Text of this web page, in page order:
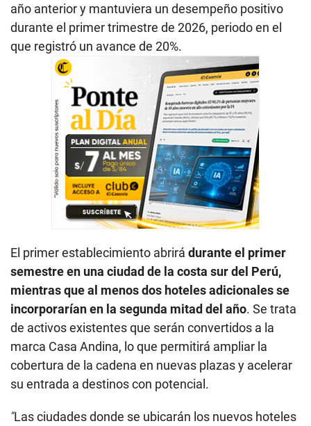
año anterior y mantuviera un desempeño positivo
durante el primer trimestre de 2026, periodo en el
que registró un avance de 20%.
El primer establecimiento abrirá durante el primer
semestre en una ciudad de la costa sur del Perú,
mientras que al menos dos hoteles adicionales se
incorporarían en la segunda mitad del año. Se trata
de activos existentes que serán convertidos a la
marca Casa Andina, lo que permitirá ampliar la
cobertura de la cadena en nuevas plazas y acelerar
su entrada a destinos con potencial.
“Las ciudades donde se ubicarán los nuevos hoteles